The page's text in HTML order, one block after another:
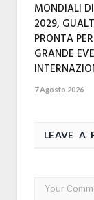
MONDIALI
2029,
PRONTA
GRANDE
7 Agosto 2026
LEAVE A